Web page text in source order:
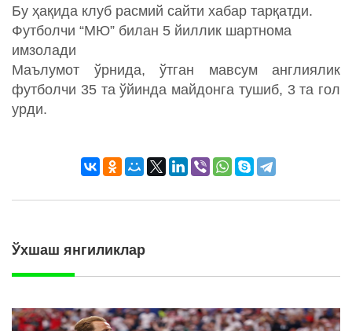
Бу ҳақида клуб расмий сайти хабар тарқатди.
Футболчи “МЮ” билан 5 йиллик шартнома
имзолади
Маълумот ўрнида, ўтган мавсум англиялик
футболчи 35 та ўйинда майдонга тушиб, 3 та гол
урди.
Ўхшаш янгиликлар